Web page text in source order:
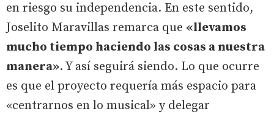
en riesgo su independencia. En este sentido,
Joselito Maravillas remarca que «llevamos
mucho tiempo haciendo las cosas a nuestra
manera». Y así seguirá siendo. Lo que ocurre
es que el proyecto requería más espacio para
«centrarnos en lo musical» y delegar